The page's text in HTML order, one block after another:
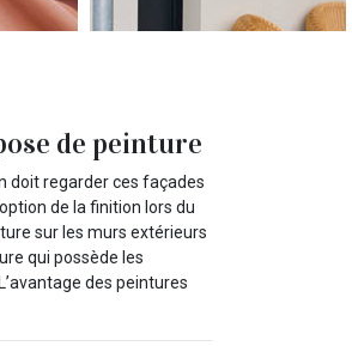
de peinture
doit regarder ces façades
de la finition lors du
sur les murs extérieurs
qui possède les
des peintures